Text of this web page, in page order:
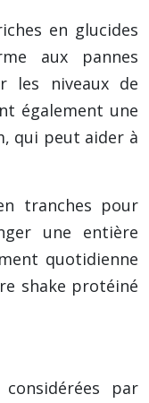
en glucides
aux pannes
les niveaux de
également une
qui peut aider à
tranches pour
une entière
quotidienne
shake protéiné
par